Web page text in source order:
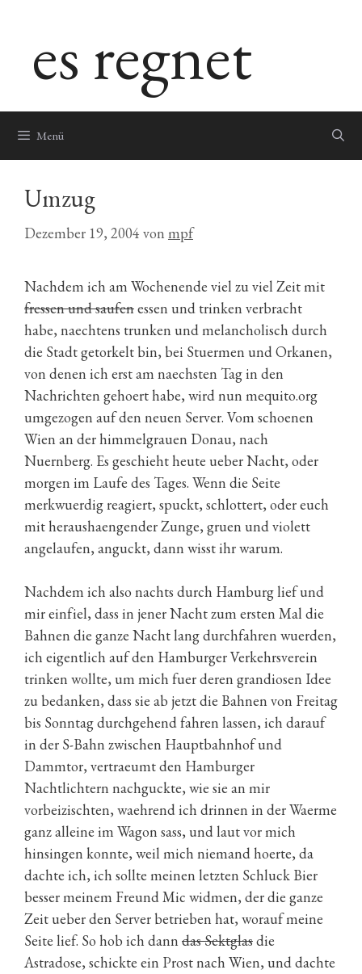
springenes regnet
Menü
Umzug
Dezember 19, 2004 von mpf
Nachdem ich am Wochenende viel zu viel Zeit mit
fressen und saufenessen und trinken verbracht
habe, naechtens trunken und melancholisch durch
die Stadt getorkelt bin, bei Stuermen und Orkanen,
von denen ich erst am naechsten Tag in den
Nachrichten gehoert habe, wird nun mequito.org
umgezogen auf den neuen Server. Vom schoenen
Wien an der himmelgrauen Donau, nach
Nuernberg. Es geschieht heute ueber Nacht, oder
morgen im Laufe des Tages. Wenn die Seite
merkwuerdig reagiert, spuckt, schlottert, oder euch
mit heraushaengender Zunge, gruen und violett
angelaufen, anguckt, dann wisst ihr warum.
Nachdem ich also nachts durch Hamburg lief und
mir einfiel, dass in jener Nacht zum ersten Mal die
Bahnen die ganze Nacht lang durchfahren wuerden,
ich eigentlich auf den Hamburger Verkehrsverein
trinken wollte, um mich fuer deren grandiosen Idee
zu bedanken, dass sie ab jetzt die Bahnen von Freitag
bis Sonntag durchgehend fahren lassen, ich darauf
in der S-Bahn zwischen Hauptbahnhof und
Dammtor, vertraeumt den Hamburger
Nachtlichtern nachguckte, wie sie an mir
vorbeizischten, waehrend ich drinnen in der Waerme
ganz alleine im Wagon sass, und laut vor mich
hinsingen konnte, weil mich niemand hoerte, da
dachte ich, ich sollte meinen letzten Schluck Bier
besser meinem Freund Mic widmen, der die ganze
Zeit ueber den Server betrieben hat, worauf meine
Seite lief. So hob ich dann das Sektglasdie
Astradose, schickte ein Prost nach Wien, und dachte